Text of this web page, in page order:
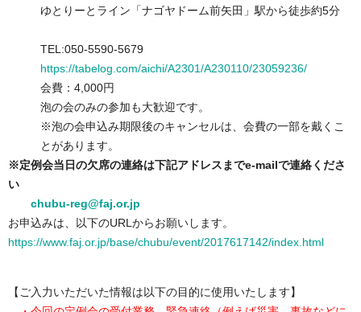
ゆとりーとライン「ナゴヤドーム前矢田」駅から徒歩約5分
TEL:050-5590-5679
https://tabelog.com/aichi/A2301/A230110/23059236/
会費：4,000円
泡の会のみの参加も大歓迎です。
※泡の会申込み期限後のキャンセルは、会費の一部を戴くこ
とがあります。
※定例会当日の欠席の連絡は下記アドレスまでe-mailで連絡くださ
い
chubu-reg@faj.or.jp
お申込みは、以下のURLからお願いします。
https://www.faj.or.jp/base/chubu/event/2017617142/index.html
【ご入力いただいた情報は以下の目的に使用いたします】